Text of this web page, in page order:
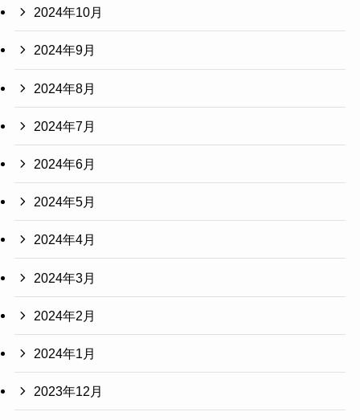
2024年10月
2024年9月
2024年8月
2024年7月
2024年6月
2024年5月
2024年4月
2024年3月
2024年2月
2024年1月
2023年12月